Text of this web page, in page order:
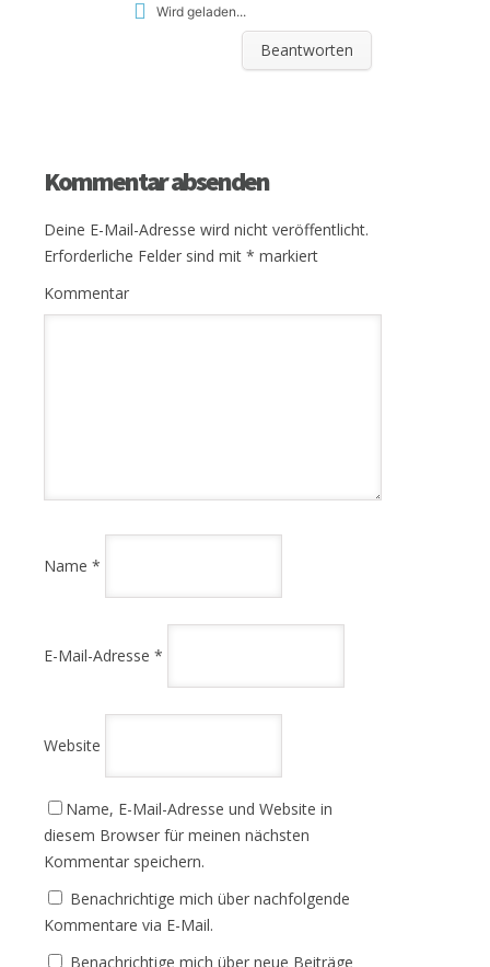
Wird geladen...
Beantworten
Kommentar absenden
Deine E-Mail-Adresse wird nicht veröffentlicht.
Erforderliche Felder sind mit * markiert
Kommentar
Name *
E-Mail-Adresse *
Website
Name, E-Mail-Adresse und Website in
diesem Browser für meinen nächsten
Kommentar speichern.
Benachrichtige mich über nachfolgende
Kommentare via E-Mail.
Benachrichtige mich über neue Beiträge